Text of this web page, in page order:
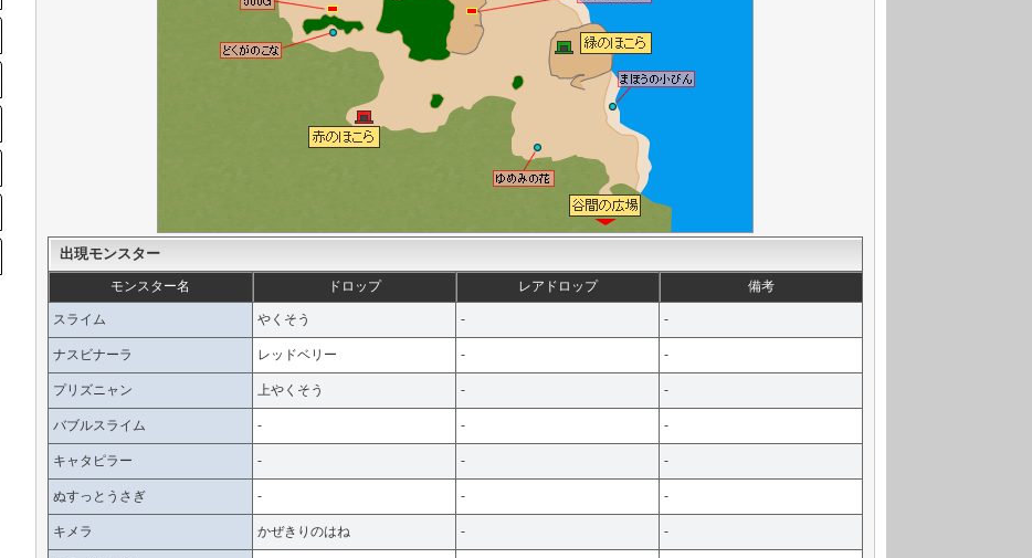
出現モンスター
モンスター名 ドロップ レアドロップ 備考
スライム やくそう - -
ナスビナーラ レッドベリー - -
プリズニャン 上やくそう - -
バブルスライム - - -
キャタピラー - - -
ぬすっとうさぎ - - -
キメラ かぜきりのはね - -